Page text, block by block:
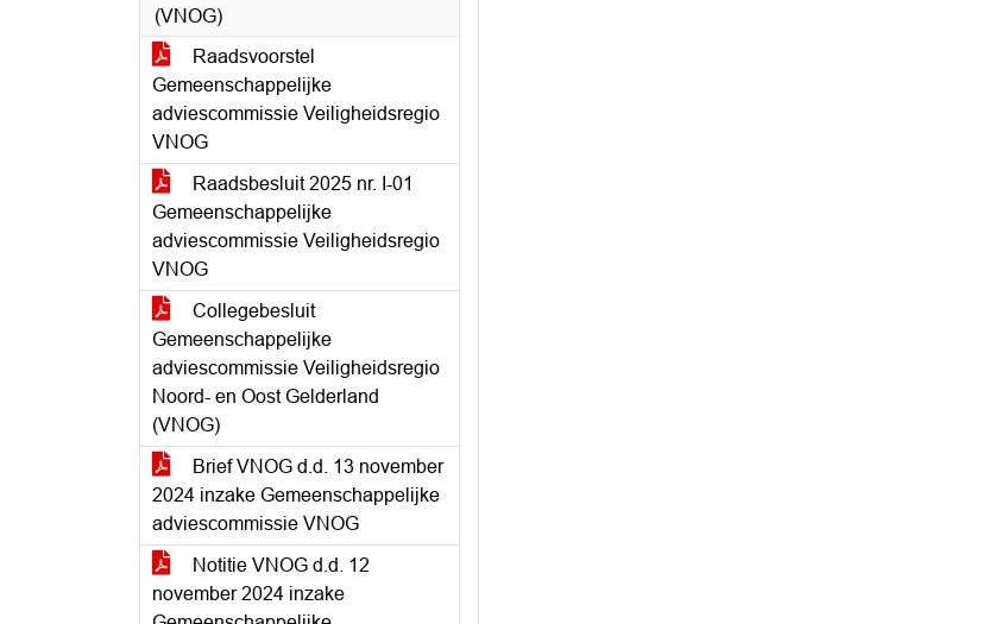
(VNOG)
Raadsvoorstel
Gemeenschappelijke
adviescommissie Veiligheidsregio
VNOG
Raadsbesluit 2025 nr. I-01
Gemeenschappelijke
adviescommissie Veiligheidsregio
VNOG
Collegebesluit
Gemeenschappelijke
adviescommissie Veiligheidsregio
Noord- en Oost Gelderland
(VNOG)
Brief VNOG d.d. 13 november
2024 inzake Gemeenschappelijke
adviescommissie VNOG
Notitie VNOG d.d. 12
november 2024 inzake